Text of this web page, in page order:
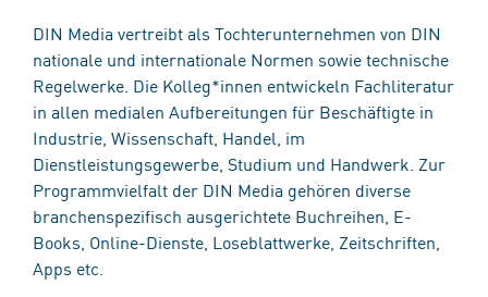
DIN Media vertreibt als Tochterunternehmen von DIN
nationale und internationale Normen sowie technische
Regelwerke. Die Kolleg*innen entwickeln Fachliteratur
in allen medialen Aufbereitungen für Beschäftigte in
Industrie, Wissenschaft, Handel, im
Dienstleistungsgewerbe, Studium und Handwerk. Zur
Programmvielfalt der DIN Media gehören diverse
branchenspezifisch ausgerichtete Buchreihen, E-
Books, Online-Dienste, Loseblattwerke, Zeitschriften,
Apps etc.